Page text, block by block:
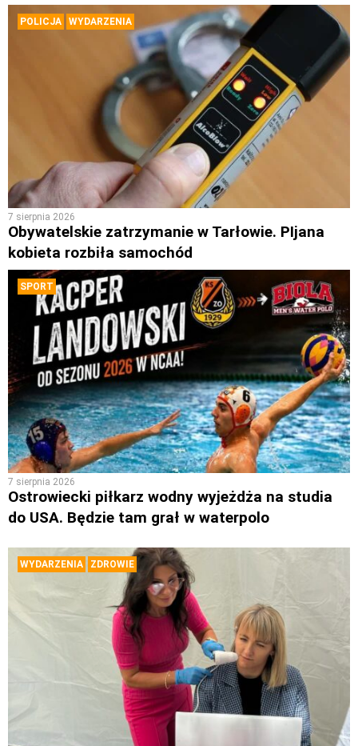
POLICJA WYDARZENIA
7 sierpnia 2026
Obywatelskie zatrzymanie w Tarłowie. PIjana
kobieta rozbiła samochód
SPORT
7 sierpnia 2026
Ostrowiecki piłkarz wodny wyjeżdża na studia
do USA. Będzie tam grał w waterpolo
WYDARZENIA ZDROWIE